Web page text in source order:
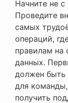
Начните не с
Проведите
самых
операций,
правилам на
данных.
должен
для
получить